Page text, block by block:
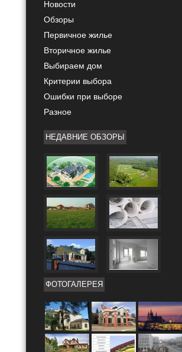
Новости
Обзоры
Первичное жилье
Вторичное жилье
Выбираем дом
Критерии выбора
Ошибки при выборе
Разное
НЕДАВНИЕ ОБЗОРЫ
ФОТОГАЛЕРЕЯ